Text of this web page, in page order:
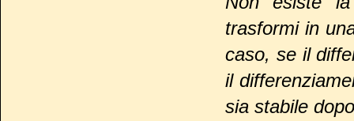
trasformi in
caso, se il
il
sia stabile